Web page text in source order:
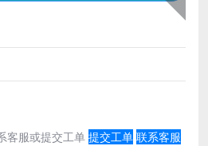
客服或提交工单 提交工单 联系客服